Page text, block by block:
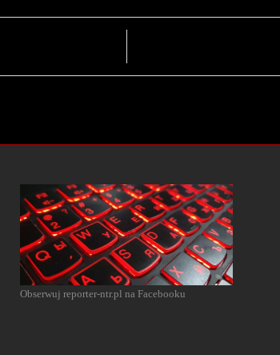
Obserwuj reporter-ntr.pl na Facebooku